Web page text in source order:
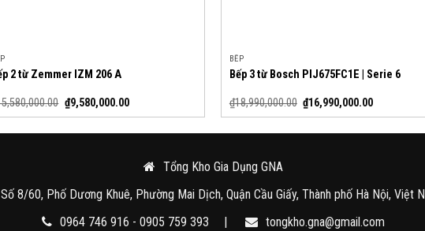
2 từ Zemmer IZM 206 A
₫9,580,000.00
BẾP
Bếp 3 từ Bosch PIJ675FC1E | Serie 6
₫18,990,000.00 ₫16,990,000.00
Tổng Kho Gia Dụng GNA
Số 8/60, Phố Dương Khuê, Phường Mai Dịch, Quận Cầu Giấy, Thành phố Hà Nội, Việt
0964 746 916 - 0905 759 393
| tongkho.gna@gmail.com